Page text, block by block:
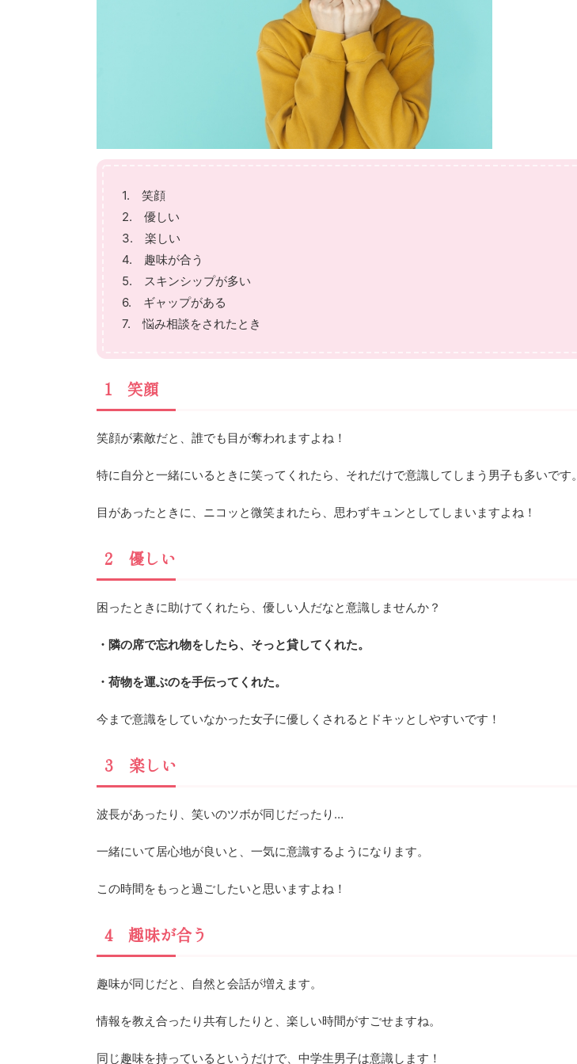
1. 笑顔
2. 優しい
3. 楽しい
4. 趣味が合う
5. スキンシップが多い
6. ギャップがある
7. 悩み相談をされたとき
1 笑顔
笑顔が素敵だと、誰でも目が奪われますよね！
特に自分と一緒にいるときに笑ってくれたら、それだけで意識してしまう男子も多いです。
目があったときに、ニコッと微笑まれたら、思わずキュンとしてしまいますよね！
2 優しい
困ったときに助けてくれたら、優しい人だなと意識しませんか？
・隣の席で忘れ物をしたら、そっと貸してくれた。
・荷物を運ぶのを手伝ってくれた。
今まで意識をしていなかった女子に優しくされるとドキッとしやすいです！
3 楽しい
波長があったり、笑いのツボが同じだったり…
一緒にいて居心地が良いと、一気に意識するようになります。
この時間をもっと過ごしたいと思いますよね！
4 趣味が合う
趣味が同じだと、自然と会話が増えます。
情報を教え合ったり共有したりと、楽しい時間がすごせますね。
同じ趣味を持っているというだけで、中学生男子は意識します！